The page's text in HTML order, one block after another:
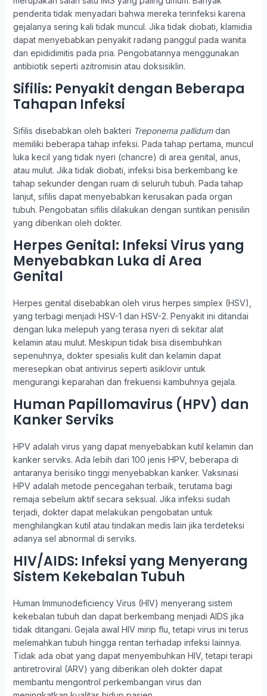
penderita tidak menyadari bahwa mereka terinfeksi karena
gejalanya sering kali tidak muncul. Jika tidak diobati, klamidia
dapat menyebabkan penyakit radang panggul pada wanita
dan epididimitis pada pria. Pengobatannya menggunakan
antibiotik seperti azitromisin atau doksisiklin.
Sifilis: Penyakit dengan Beberapa
Tahapan Infeksi
Sifilis disebabkan oleh bakteri Treponema pallidumdan
memiliki beberapa tahap infeksi. Pada tahap pertama, muncul
luka kecil yang tidak nyeri (chancre) di area genital, anus,
atau mulut. Jika tidak diobati, infeksi bisa berkembang ke
tahap sekunder dengan ruam di seluruh tubuh. Pada tahap
lanjut, sifilis dapat menyebabkan kerusakan pada organ
tubuh. Pengobatan sifilis dilakukan dengan suntikan penisilin
yang diberikan oleh dokter.
Herpes Genital: Infeksi Virus yang
Menyebabkan Luka di Area
Genital
Herpes genital disebabkan oleh virus herpes simplex (HSV),
yang terbagi menjadi HSV-1 dan HSV-2. Penyakit ini ditandai
dengan luka melepuh yang terasa nyeri di sekitar alat
kelamin atau mulut. Meskipun tidak bisa disembuhkan
sepenuhnya, dokter spesialis kulit dan kelamin dapat
meresepkan obat antivirus seperti asiklovir untuk
mengurangi keparahan dan frekuensi kambuhnya gejala.
Human Papillomavirus (HPV) dan
Kanker Serviks
HPV adalah virus yang dapat menyebabkan kutil kelamin dan
kanker serviks. Ada lebih dari 100 jenis HPV, beberapa di
antaranya berisiko tinggi menyebabkan kanker. Vaksinasi
HPV adalah metode pencegahan terbaik, terutama bagi
remaja sebelum aktif secara seksual. Jika infeksi sudah
terjadi, dokter dapat melakukan pengobatan untuk
menghilangkan kutil atau tindakan medis lain jika terdeteksi
adanya sel abnormal di serviks.
HIV/AIDS: Infeksi yang Menyerang
Sistem Kekebalan Tubuh
Human Immunodeficiency Virus (HIV) menyerang sistem
kekebalan tubuh dan dapat berkembang menjadi AIDS jika
tidak ditangani. Gejala awal HIV mirip flu, tetapi virus ini terus
melemahkan tubuh hingga rentan terhadap infeksi lainnya.
Tidak ada obat yang dapat menyembuhkan HIV, tetapi terapi
antiretroviral (ARV) yang diberikan oleh dokter dapat
membantu mengontrol perkembangan virus dan